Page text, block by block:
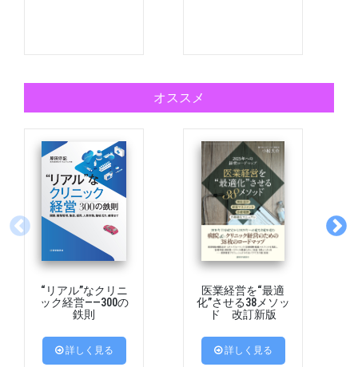
オススメ
“リアル”なクリニ
ック経営――300の
鉄則
 詳しく見る
医業経営を“最適
化”させる38メソッ
ド 改訂新版
 詳しく見る